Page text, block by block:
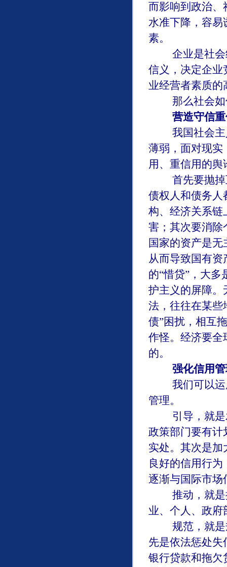
而影响到政治、
水准下降，容易
素。
企业是社会经
信义，决定企业
业经营者素质的
那么社会如何
营造守信
我国社会主义
薄弱，面对现实
用、重信用的舆
首先要抛掉互
债权人和债务人
构、经济关系链
害；其次要消除
国家的资产是
从而导致国有资
的“惜贷”，大
护主义的屏障。
法，往往在某些
债”困扰，相互
作怪。经济要全
的。
强化信用
我们可以运用
管理。
引导，就是发
政策部门要有计
实处。其次是
良好的信用行
逐渐与国际市场
推动，就是推
业、个人、政府
规范，就是规
先是依法惩处
银行贷款和拖欠